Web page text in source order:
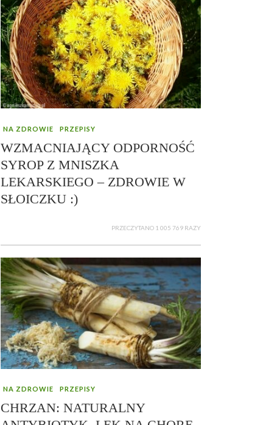
NA ZDROWIE PRZEPISY
WZMACNIAJĄCY ODPORNOŚĆ
SYROP Z MNISZKA
LEKARSKIEGO – ZDROWIE W
SŁOICZKU :)
PRZECZYTANO 1 005 769 RAZY
NA ZDROWIE PRZEPISY
CHRZAN: NATURALNY